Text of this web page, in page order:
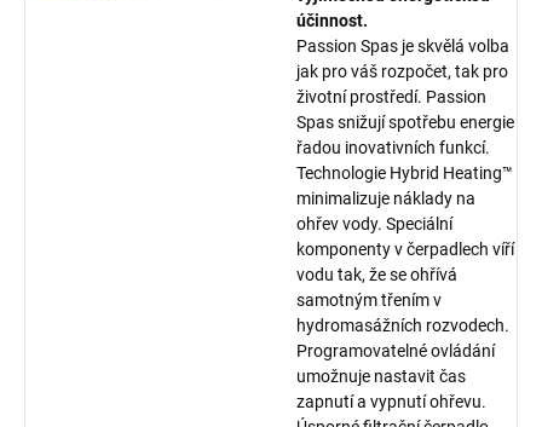
účinnost.
Passion Spas je skvělá volba
jak pro váš rozpočet, tak pro
životní prostředí. Passion
Spas snižují spotřebu energie
řadou inovativních funkcí.
Technologie Hybrid Heating™
minimalizuje náklady na
ohřev vody. Speciální
komponenty v čerpadlech víří
vodu tak, že se ohřívá
samotným třením v
hydromasážních rozvodech.
Programovatelné ovládání
umožnuje nastavit čas
zapnutí a vypnutí ohřevu.